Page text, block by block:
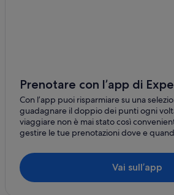
Centro Storico di Alghero: Hotel
Alghero: hotel a 4 stelle
Alghero: hotel a 3 stelle
Alghero: hotel a 5 stelle
Alghero: Appartamenti
Alghero: Navi da crociera
Prenotare con l’app di
Con l’app puoi risparmiare su una
guadagnare il doppio dei punti ogni
viaggiare non è mai stato così
gestire le tue prenotazioni dove e
Vai sull’app